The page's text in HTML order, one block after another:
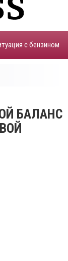
с бензином
БАЛАНС